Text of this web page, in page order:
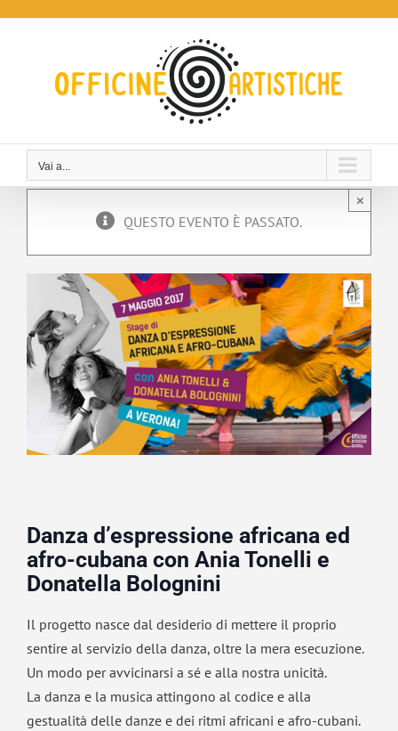
Vai a...
QUESTO EVENTO È PASSATO.
×
Danza d’espressione africana ed
afro-cubana con Ania Tonelli e
Donatella Bolognini
Il progetto nasce dal desiderio di mettere il proprio
sentire al servizio della danza, oltre la mera esecuzione.
Un modo per avvicinarsi a sé e alla nostra unicità.
La danza e la musica attingono al codice e alla
gestualità delle danze e dei ritmi africani e afro-cubani.